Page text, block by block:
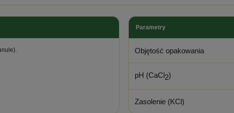
Parametry
Objętość opakowania
pH (CaCl 2)
Zasolenie (KCl)